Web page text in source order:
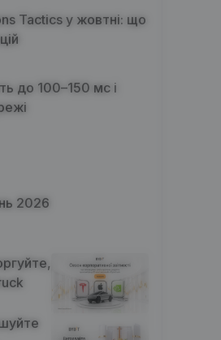
Tactics у жовтні: що
до 100–150 мс і
2026